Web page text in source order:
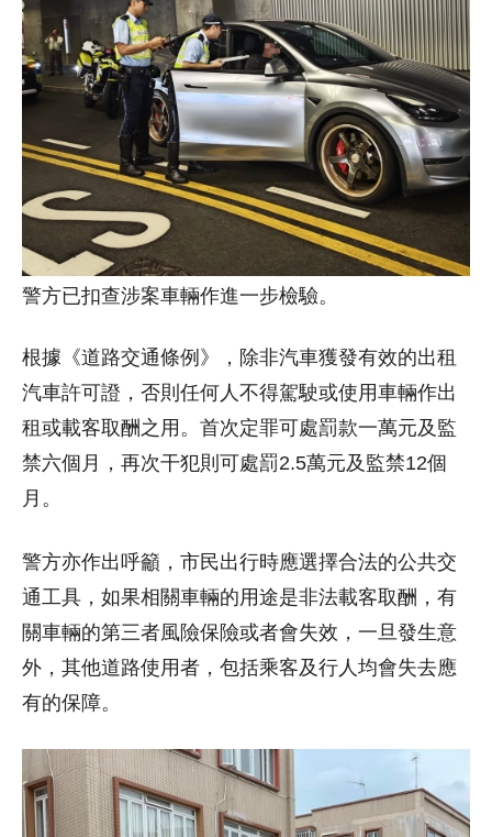
警方已扣查涉案車輛作進一步檢驗。
根據《道路交通條例》，除非汽車獲發有效的出租
汽車許可證，否則任何人不得駕駛或使用車輛作出
租或載客取酬之用。首次定罪可處罰款一萬元及監
禁六個月，再次干犯則可處罰2.5萬元及監禁12個
月。
警方亦作出呼籲，市民出行時應選擇合法的公共交
通工具，如果相關車輛的用途是非法載客取酬，有
關車輛的第三者風險保險或者會失效，一旦發生意
外，其他道路使用者，包括乘客及行人均會失去應
有的保障。